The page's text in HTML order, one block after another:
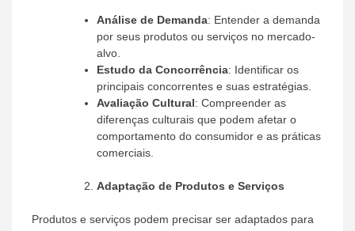
Análise de Demanda: Entender a demanda
por seus produtos ou serviços no mercado-
alvo.
Estudo da Concorrência: Identificar os
principais concorrentes e suas estratégias.
Avaliação Cultural: Compreender as
diferenças culturais que podem afetar o
comportamento do consumidor e as práticas
comerciais.
Adaptação de Produtos e Serviços
Produtos e serviços podem precisar ser adaptados para